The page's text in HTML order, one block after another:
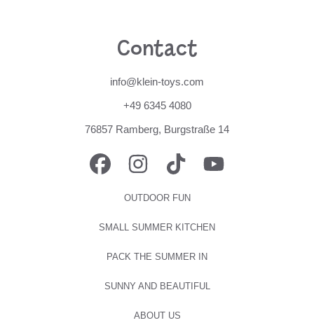
Contact
info@klein-toys.com
+49 6345 4080
76857 Ramberg, Burgstraße 14
FACEBOOKINSTAGRAMTIKTOK
OUTDOOR FUN
SMALL SUMMER KITCHEN
PACK THE SUMMER IN
SUNNY AND BEAUTIFUL
ABOUT US